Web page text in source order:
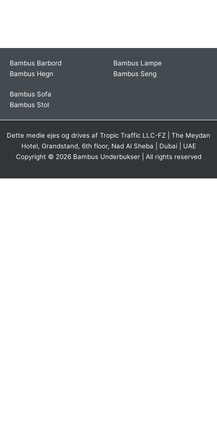
Bambus Barbord
Bambus Hegn
Bambus Lampe
Bambus Seng
Bambus Sofa
Bambus Stol
Dette medie ejes og drives af Tropic Traffic LLC-FZ | The Meydan
Hotel, Grandstand, 6th floor, Nad Al Sheba | Dubai | UAE
Copyright © 2026 Bambus Underbukser | All rights reserved